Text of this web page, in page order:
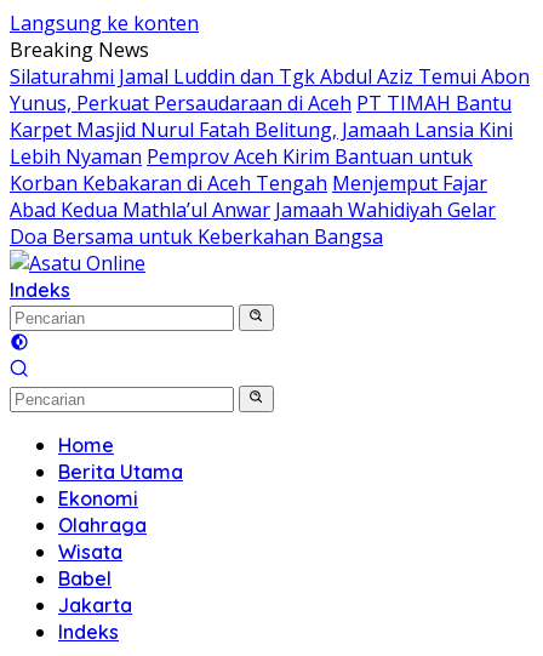
Langsung ke konten
Breaking News
Silaturahmi Jamal Luddin dan Tgk Abdul Aziz Temui Abon
Yunus, Perkuat Persaudaraan di Aceh PT TIMAH Bantu
Karpet Masjid Nurul Fatah Belitung, Jamaah Lansia Kini
Lebih Nyaman Pemprov Aceh Kirim Bantuan untuk
Korban Kebakaran di Aceh Tengah Menjemput Fajar
Abad Kedua Mathla’ul Anwar Jamaah Wahidiyah Gelar
Doa Bersama untuk Keberkahan Bangsa
Indeks
Home
Berita Utama
Ekonomi
Olahraga
Wisata
Babel
Jakarta
Indeks